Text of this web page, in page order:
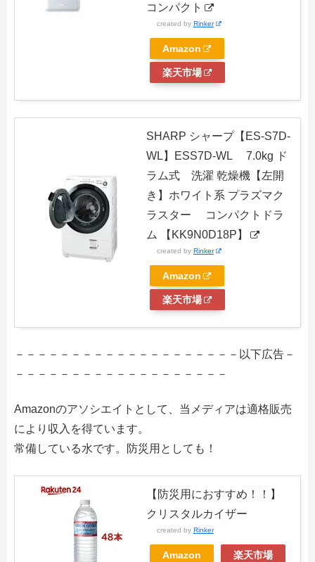
コンパクト
created by Rinker
Amazon
楽天市場
SHARP シャープ【ES-S7D-
WL】ESS7D-WL 7.0kg ド
ラム式 洗濯 乾燥機【左開
き】ホワイト系 プラズマク
ラスター コンパクトドラ
ム 【KK9N0D18P】
created by Rinker
Amazon
楽天市場
－－－－－－－－－－－－－－－－－－－－以下広告－
－－－－－－－－－－－－－－－－－－－
Amazonのアソシエイトとして、当メディアは適格販売
により収入を得ています。
常備している水です。防災用としても！
【防災用におすすめ！！】
クリスタルカイザー
created by Rinker
Amazon 楽天市場